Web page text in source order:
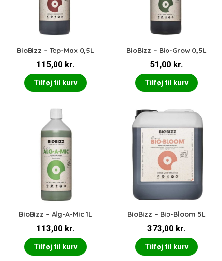
BioBizz – Top-Max 0,5L
115,00 kr.
Tilføj til kurv
BioBizz – Bio-Grow 0,5L
51,00 kr.
Tilføj til kurv
BioBizz – Alg-A-Mic 1L
113,00 kr.
Tilføj til kurv
BioBizz – Bio-Bloom 5L
373,00 kr.
Tilføj til kurv